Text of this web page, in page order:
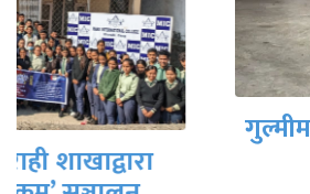
गुल्मीमा माछा मार्ने